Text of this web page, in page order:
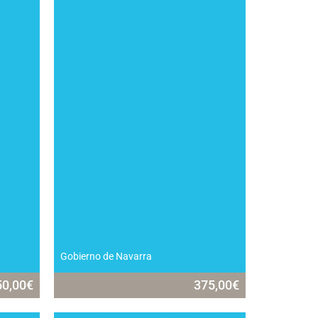
€
Gobierno de Navarra
375,00€